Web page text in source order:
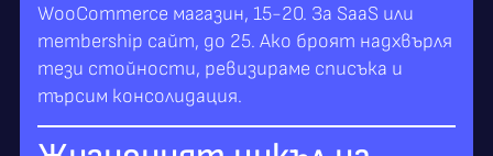
WooCommerce магазин, 15-20. За SaaS или
membership сайт, до 25. Ако броят надхвърля
тези стойности, ревизираме списъка и
търсим консолидация.